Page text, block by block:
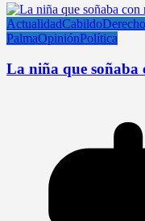
ActualidadCabildo
PalmaOpiniónPolítica
La niña que soñaba